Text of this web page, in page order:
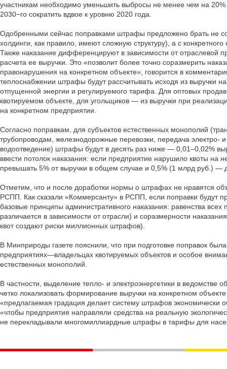
участникам необходимо уменьшить выбросы не менее чем на
2030−го сократить вдвое к уровню 2020 года.
Одобренными сейчас поправками штрафы предложено брать не
холдинги, как правило, имеют сложную структуру), а с
Также наказание дифференцируют в зависимости от отраслевой
расчета ее выручки. Это «позволит более точно соразмерить
правонарушения на конкретном объекте», говорится в
теплоснабжении штрафы будут рассчитывать исходя из выручки
отпущенной энергии и регулируемого тарифа. Для оптовых
квотируемом объекте, для угольщиков — из выручки при
на конкретном предприятии.
Согласно поправкам, для субъектов естественных монополий
трубопроводам, железнодорожные перевозки, передача электро-
водоотведение) штрафы будут в десять раз ниже — 0,01–0,02%
ввести потолок наказания: если предприятие нарушило квоты на
превышать 5% от выручки в общем случае и 0,5% (1 млрд руб.) —
Отметим, что и после доработки нормы о штрафах не нравятся
РСПП. Как сказали «Коммерсанту» в РСПП, если поправки будут
базовые принципы административного наказания: равенства
различается в зависимости от отрасли) и соразмерности
квот создают риски миллионных штрафов).
В Минприроды газете пояснили, что при подготовке поправок
предприятиях—владельцах квотируемых объектов и особое
естественных монополий.
В частности, выделение тепло- и электроэнергетики в ведомстве
четко локализовать формирование выручки на конкретном
«предлагаемая градация делает систему штрафов экономически
«чтобы предприятия направляли средства на реальную
не перекладывали многомиллиардные штрафы в тарифы для